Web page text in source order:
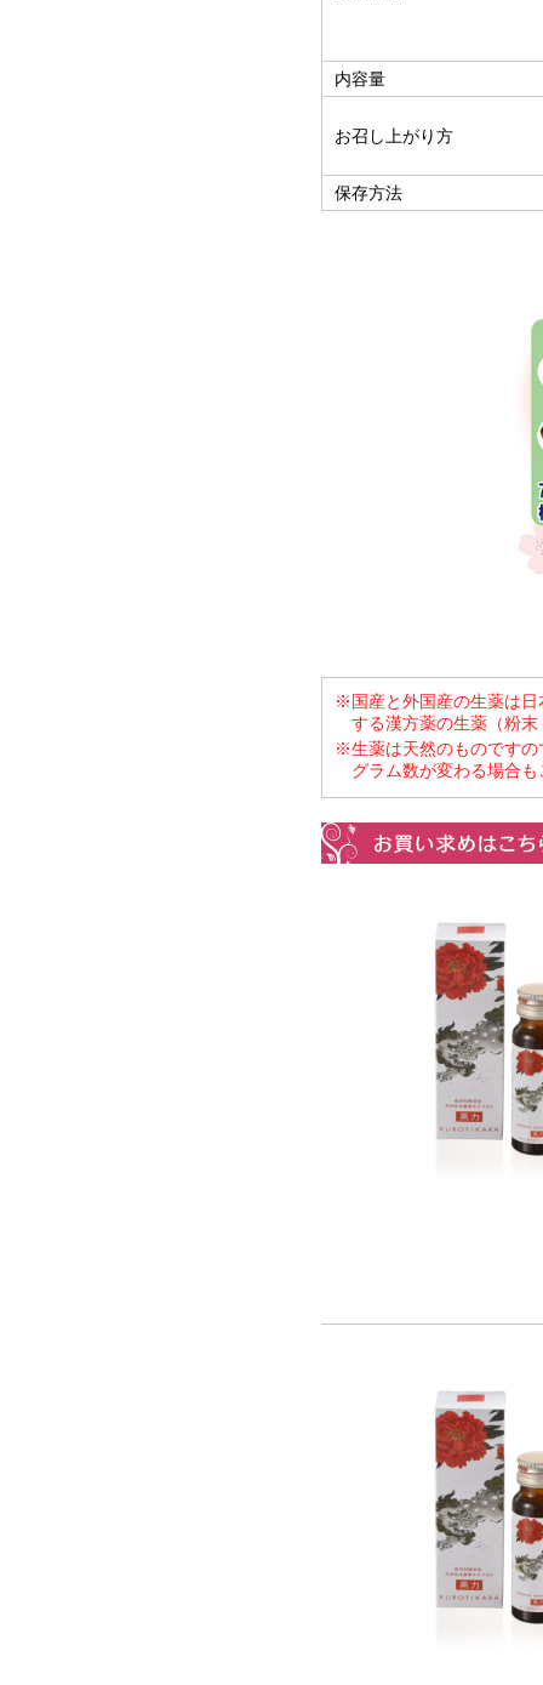
内容量
お召し上がり方
保存方法
※国産と外国産の生薬は日
する漢方薬の生薬（粉
※生薬は天然のものですの
グラム数が変わる場合